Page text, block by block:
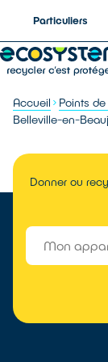
Particuliers
Accueil Points
Belleville-en-
Donner ou